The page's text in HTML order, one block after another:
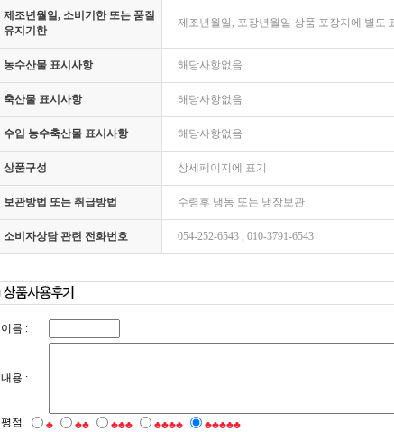
제조년월일, 소비기한 또는 품질
유지기한
제조년월일, 포장년월일 상품 포장지에 별도
농수산물 표시사항 해당사항없음
축산물 표시사항 해당사항없음
수입 농수축산물 표시사항 해당사항없음
상품구성 상세페이지에 표기
보관방법 또는 취급방법 수령후 냉동 또는 냉장보관
소비자상담 관련 전화번호 054-252-6543 , 010-3791-6543
이름 :
내용 :
평점 ♣ ♣♣ ♣♣♣ ♣♣♣♣ ♣♣♣♣♣